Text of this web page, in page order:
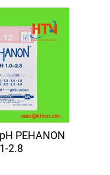
PEHANON
1-2.8